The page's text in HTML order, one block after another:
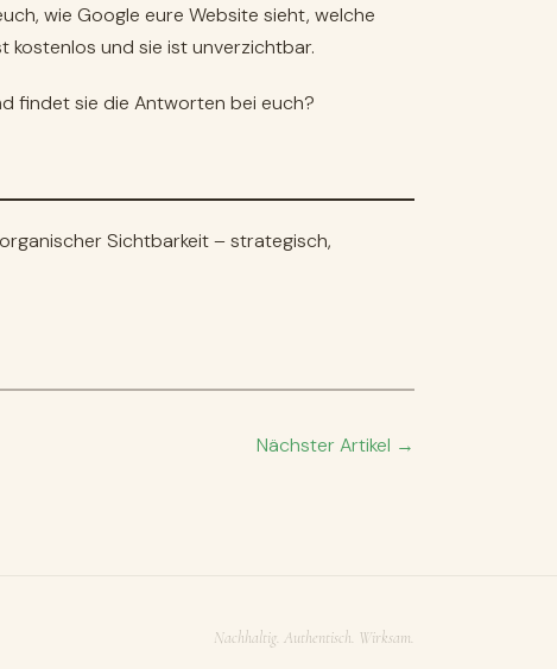
wie Google eure Website sieht, welche
kostenlos und sie ist unverzichtbar.
findet sie die Antworten bei euch?
Sichtbarkeit – strategisch,
Nächster Artikel →
Nachhaltig. Authentisch. Wirksam.